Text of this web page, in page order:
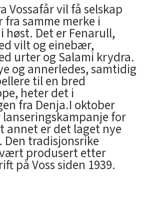
Vossafår vil få selskap
samme merke i
Det er Fenarull,
vilt og einebær,
urter og Salami krydra.
og annerledes, samtidig
til en bred
heter det i
fra Denja.I oktober
for
annet er det laget nye
tradisjonsrike
produsert etter
på Voss siden 1939.